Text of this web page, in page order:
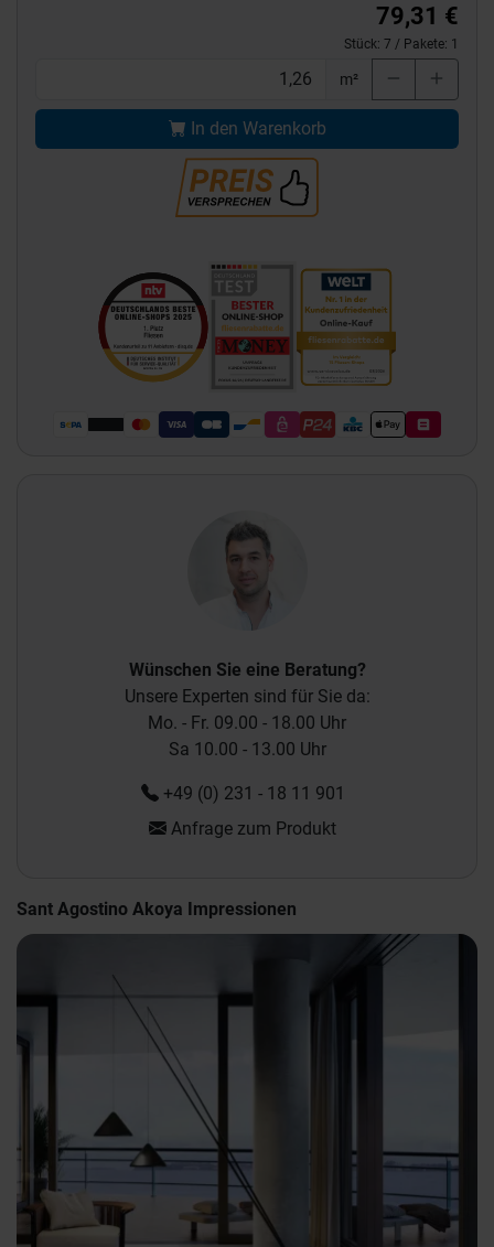
79,31 €
Stück: 7 / Pakete: 1
m²
In den Warenkorb
Wünschen Sie eine Beratung?
Unsere Experten sind für Sie da:
Mo. - Fr. 09.00 - 18.00 Uhr
Sa 10.00 - 13.00 Uhr
+49 (0) 231 - 18 11 901
Anfrage zum Produkt
Sant Agostino Akoya Impressionen